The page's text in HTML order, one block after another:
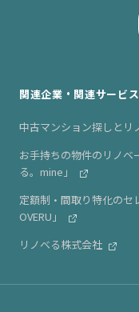
関連企業・関連サービス
中古マンション探しとリ
お手持ちの物件のリノベ
る。mine」
定額制・間取り特化のセ
OVERU」
リノベる株式会社